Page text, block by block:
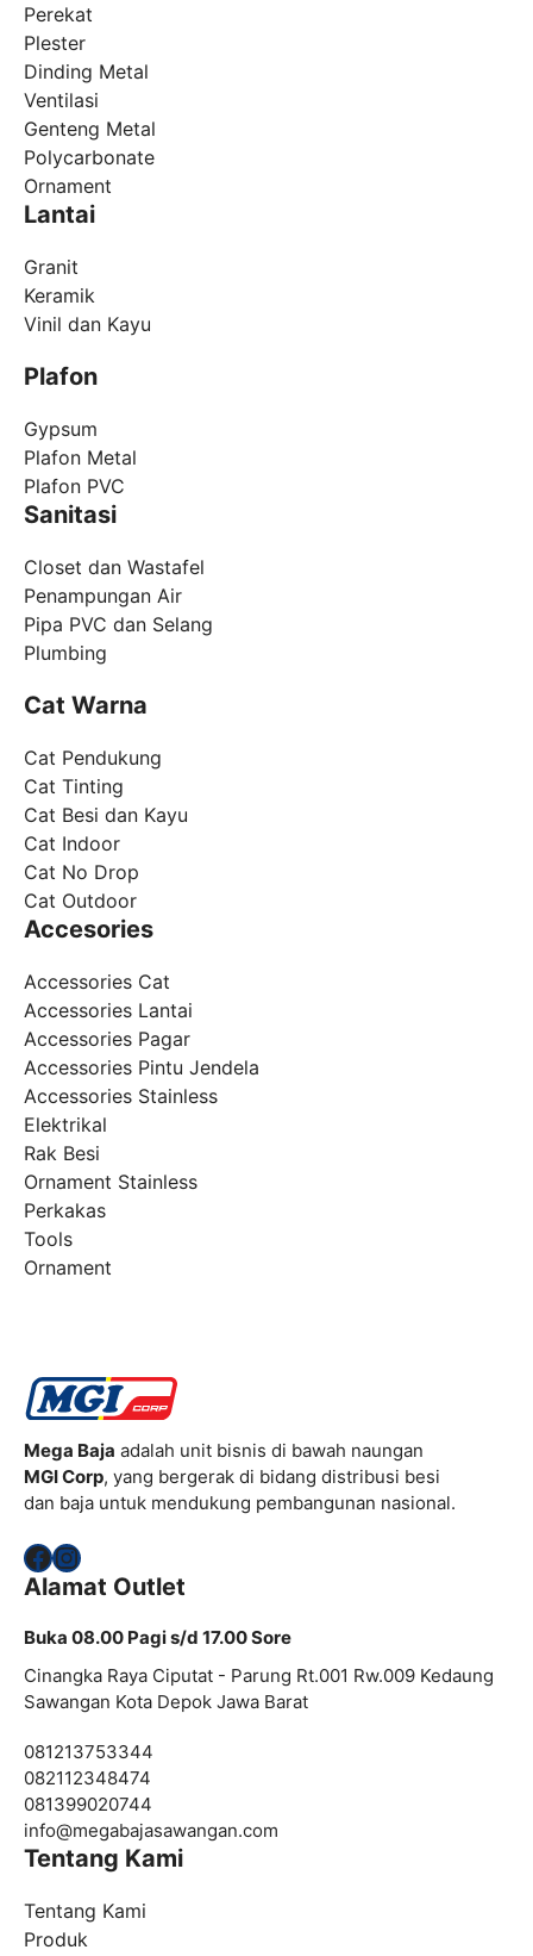
Perekat
Plester
Dinding Metal
Ventilasi
Genteng Metal
Polycarbonate
Ornament
Lantai
Granit
Keramik
Vinil dan Kayu
Plafon
Gypsum
Plafon Metal
Plafon PVC
Sanitasi
Closet dan Wastafel
Penampungan Air
Pipa PVC dan Selang
Plumbing
Cat Warna
Cat Pendukung
Cat Tinting
Cat Besi dan Kayu
Cat Indoor
Cat No Drop
Cat Outdoor
Accesories
Accessories Cat
Accessories Lantai
Accessories Pagar
Accessories Pintu Jendela
Accessories Stainless
Elektrikal
Rak Besi
Ornament Stainless
Perkakas
Tools
Ornament
Mega Baja adalah unit bisnis di bawah naungan
MGI Corp, yang bergerak di bidang distribusi besi
dan baja untuk mendukung pembangunan nasional.
Facebook
Instagram
Alamat Outlet
Buka 08.00 Pagi s/d 17.00 Sore
Cinangka Raya Ciputat - Parung Rt.001 Rw.009 Kedaung
Sawangan Kota Depok Jawa Barat
081213753344
082112348474
081399020744
info@megabajasawangan.com
Tentang Kami
Tentang Kami
Produk